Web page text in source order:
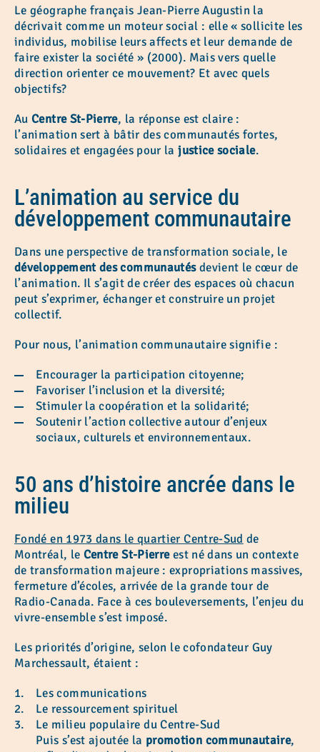
Le géographe français Jean-Pierre Augustin la
décrivait comme un moteur social : elle « sollicite les
individus, mobilise leurs affects et leur demande de
faire exister la société » (2000). Mais vers quelle
direction orienter ce mouvement? Et avec quels
objectifs?
AuCentre St-Pierre, la réponse est claire :
l’animation sert à bâtir des communautés fortes,
solidaires et engagées pour lajustice sociale.
L’animation au service du
développement communautaire
Dans une perspective de transformation sociale, le
développement des communautésdevient le cœur de
l’animation. Il s’agit de créer des espaces où chacun
peut s’exprimer, échanger et construire un projet
collectif.
Pour nous, l’animation communautaire signifie :
Encourager la participation citoyenne;
Favoriser l’inclusion et la diversité;
Stimuler la coopération et la solidarité;
Soutenir l’action collective autour d’enjeux
sociaux, culturels et environnementaux.
50 ans d’histoire ancrée dans le
milieu
Fondé en 1973 dans le quartier Centre-Sud de
Montréal, le Centre St-Pierreest né dans un contexte
de transformation majeure : expropriations massives,
fermeture d’écoles, arrivée de la grande tour de
Radio-Canada. Face à ces bouleversements, l’enjeu du
vivre-ensemble s’est imposé.
Les priorités d’origine, selon le cofondateur Guy
Marchessault, étaient :
Les communications
Le ressourcement spirituel
Le milieu populaire du Centre-Sud
Puis s’est ajoutée la promotion communautaire,